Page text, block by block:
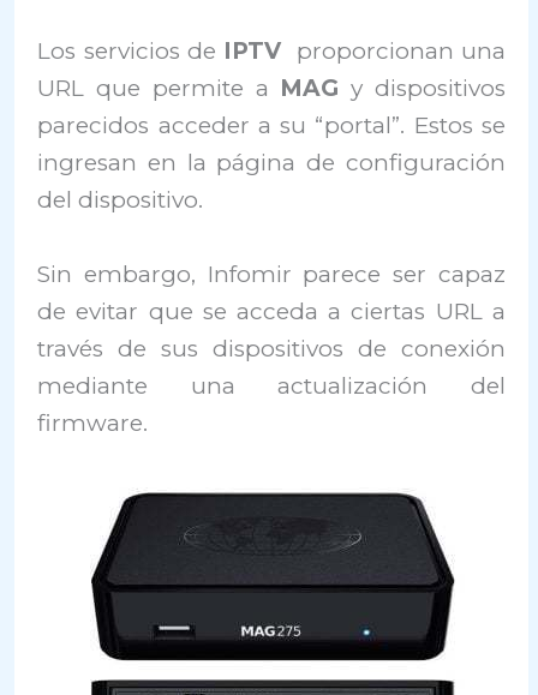
Los servicios de IPTV proporcionan una
URL que permite a MAG y dispositivos
parecidos acceder a su “portal”. Estos se
ingresan en la página de configuración
del dispositivo.
Sin embargo, Infomir parece ser capaz
de evitar que se acceda a ciertas URL a
través de sus dispositivos de conexión
mediante una actualización del
firmware.